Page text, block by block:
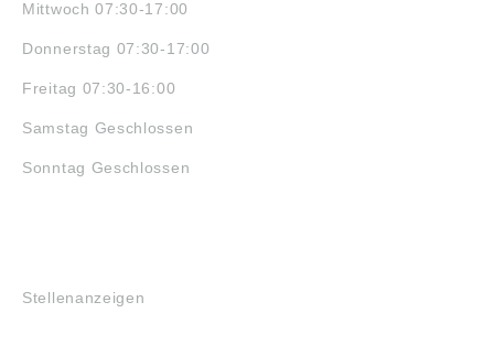
Mittwoch 07:30-17:00
Donnerstag 07:30-17:00
Freitag 07:30-16:00
Samstag Geschlossen
Sonntag Geschlossen
Stellenanzeigen